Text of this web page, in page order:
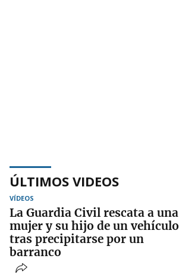
ÚLTIMOS VIDEOS
VÍDEOS
La Guardia Civil rescata a una
mujer y su hijo de un vehículo
tras precipitarse por un
barranco